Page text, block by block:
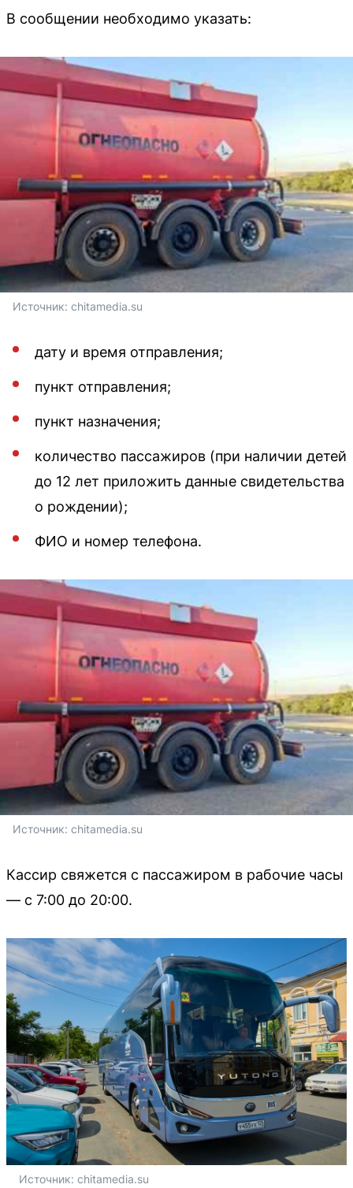
В сообщении необходимо указать:
Источник: chitamedia.su
дату и время отправления;
пункт отправления;
пункт назначения;
количество пассажиров (при наличии детей
до 12 лет приложить данные свидетельства
о рождении);
ФИО и номер телефона.
Источник: chitamedia.su
Кассир свяжется с пассажиром в рабочие часы
— с 7:00 до 20:00.
Источник: chitamedia.su